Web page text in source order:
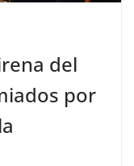
del
por